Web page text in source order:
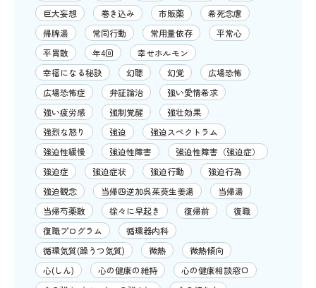
巨大妄想
巻き込み 市販薬
希死念慮
帰脾湯
常同行動 常用量依存
平常心
平胃散
年4回
幸せホルモン
幸福になる秘訣
幻聴 幻覚
広場恐怖
広場恐怖症
弁証論治
強い愛情希求
強い疲労感
強制覚醒
強壮効果
強烈な怒り
強迫
強迫スペクトラム
強迫性緩慢
強迫性障害
強迫性障害（強迫症）
強迫症
強迫症状 強迫行動
強迫行為
強迫観念
当帰四逆加呉茱萸生姜湯
当帰湯
当帰芍薬散
徐々に早起き 復帰前
復職
復職プログラム
循環器内科
循環気質(躁うつ気質)
微熱
微熱傾向
心(しん)
心の健康の維持
心の健康相談窓口